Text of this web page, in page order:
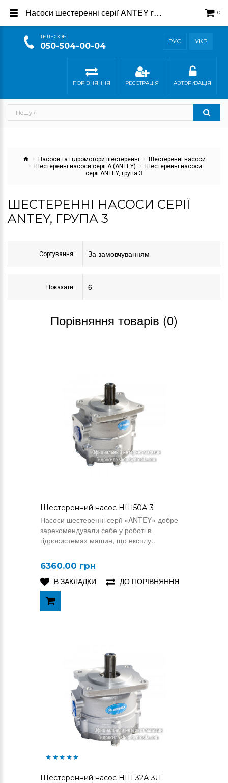
ТEЛЕФОН
050-504-00-04
РУС УКР
0
ПОРІВНЯННЯ РЕЄСТРАЦІЯ АВТОРИЗАЦІЯ
Насоси та гідромотори шестеренні
Шестеренні насоси
Шестеренні насоси серії A (ANTEY)
Шестеренні насоси
серії ANTEY, група 3
ШЕСТЕРЕННІ НАСОСИ СЕРІЇ
ANTEY, ГРУПА 3
Сортування:
Показати:
Порівняння товарів (0)
Шестеренний насос НШ50А-3
Насоси шестеренні серії «ANTEY» добре
зарекомендували себе у роботі в
гідросистемах машин, що експлу..
6360.00 грн
В ЗАКЛАДКИ
ДО ПОРІВНЯННЯ
Шестеренний насос НШ 32А-3Л
Насоси шестеренні серії ANTEY група 3 - купити в магазині Гідросила